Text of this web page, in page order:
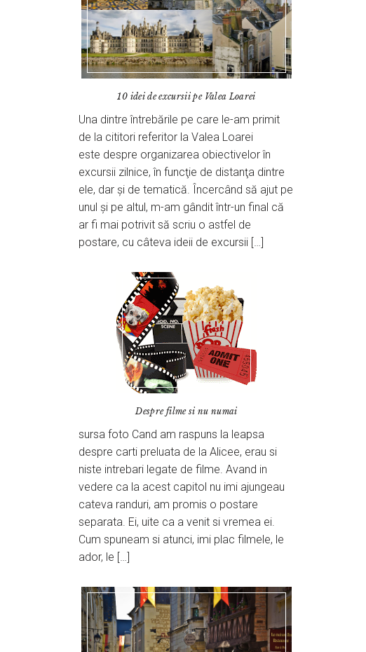
10 idei de excursii pe Valea Loarei
Una dintre întrebările pe care le-am primit
de la cititori referitor la Valea Loarei
este despre organizarea obiectivelor în
excursii zilnice, în funcţie de distanţa dintre
ele, dar şi de tematică. Încercând să ajut pe
unul şi pe altul, m-am gândit într-un final că
ar fi mai potrivit să scriu o astfel de
postare, cu câteva ideii de excursii […]
Despre filme si nu numai
sursa foto Cand am raspuns la leapsa
despre carti preluata de la Alicee, erau si
niste intrebari legate de filme. Avand in
vedere ca la acest capitol nu imi ajungeau
cateva randuri, am promis o postare
separata. Ei, uite ca a venit si vremea ei.
Cum spuneam si atunci, imi plac filmele, le
ador, le […]